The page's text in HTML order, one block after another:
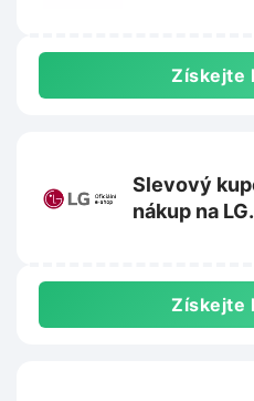
Získejte
Slevový
nákup na
Získejte